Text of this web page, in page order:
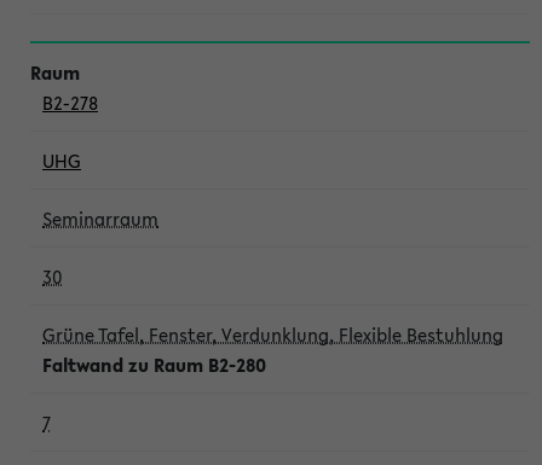
B2-278
UHG
Seminarraum
30
Grüne Tafel, Fenster, Verdunklung, Flexible Bestuhlung
Faltwand zu Raum B2-280
7